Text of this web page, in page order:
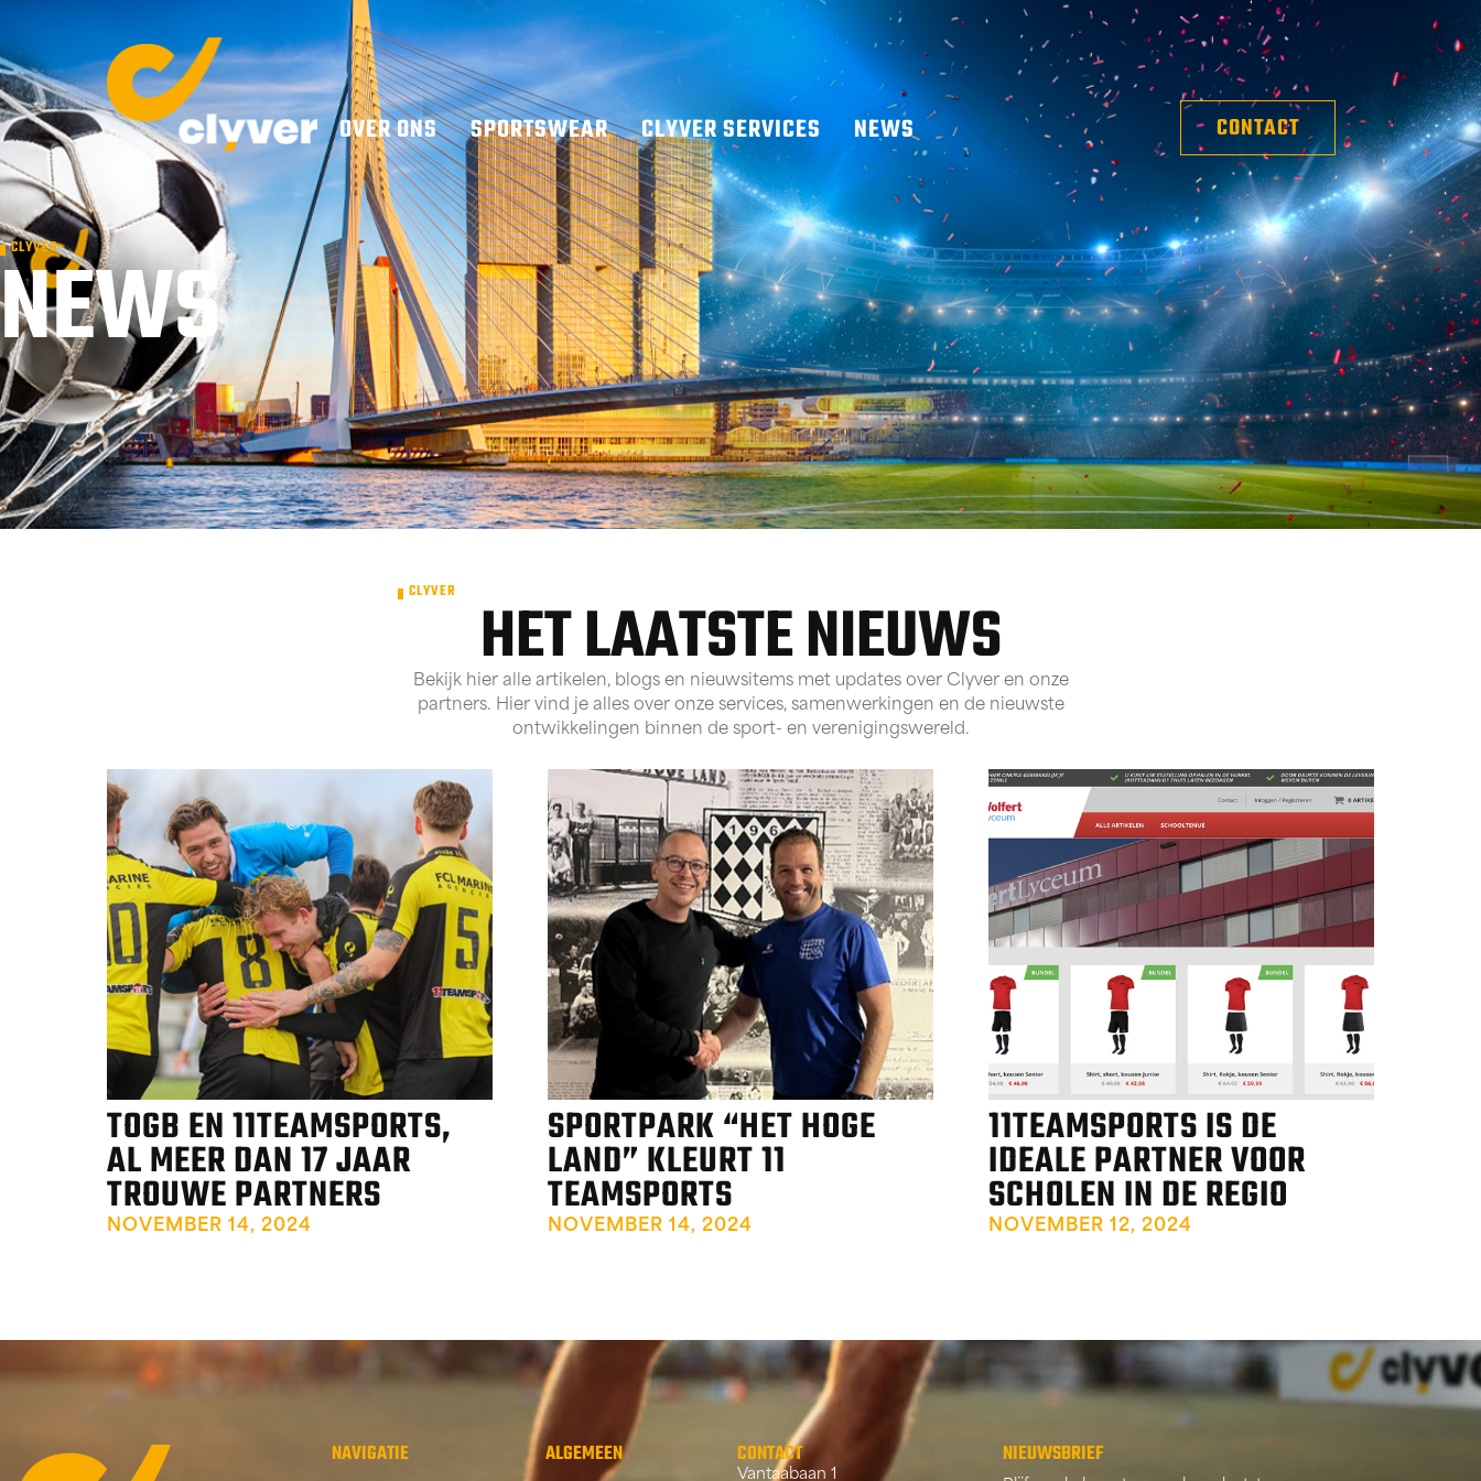
OVER ONS SPORTSWEAR CLYVER SERVICES NEWS CONTACT
CLYVER
NEWS
CLYVER HET LAATSTE NIEUWS
Bekijk hier alle artikelen, blogs en nieuwsitems met updates over Clyver en onze
partners. Hier vind je alles over onze services, samenwerkingen en de nieuwste
ontwikkelingen binnen de sport- en verenigingswereld.
TOGB EN 11TEAMSPORTS,
AL MEER DAN 17 JAAR
TROUWE PARTNERS
NOVEMBER 14, 2024
SPORTPARK “HET HOGE
LAND” KLEURT 11
TEAMSPORTS
NOVEMBER 14, 2024
11TEAMSPORTS IS DE
IDEALE PARTNER VOOR
SCHOLEN IN DE REGIO
NOVEMBER 12, 2024
NAVIGATIE ALGEMEEN CONTACT
Vantaabaan 1
NIEUWSBRIEF